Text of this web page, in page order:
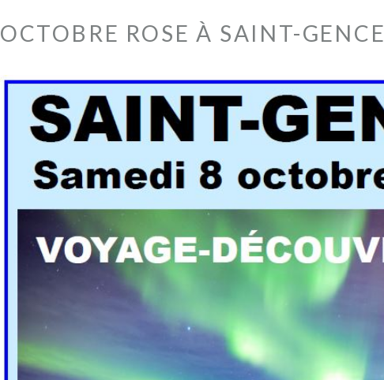
OCTOBRE ROSE À SAINT-GENCE